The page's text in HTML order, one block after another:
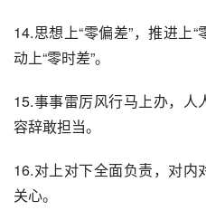
14.思想上“零偏差”，推进上
动上“零时差”。
15.事事雷厉风行马上办，
容辞敢担当。
16.对上对下全面负责，对
关心。